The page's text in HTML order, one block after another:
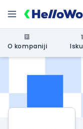
O kompaniji